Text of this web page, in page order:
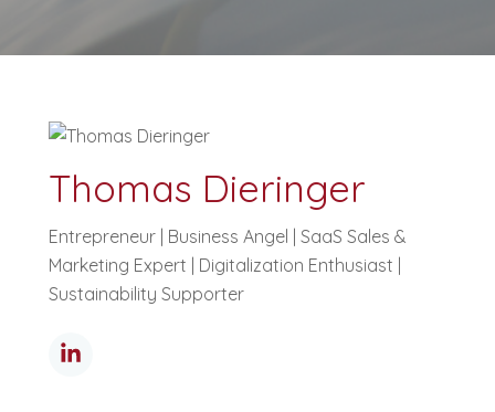
Thomas Dieringer
Entrepreneur | Business Angel | SaaS Sales &
Marketing Expert | Digitalization Enthusiast |
Sustainability Supporter